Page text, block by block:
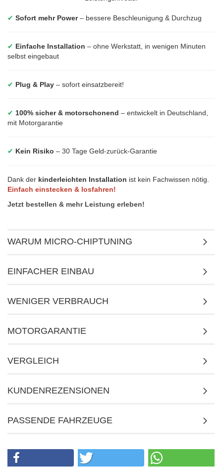
✔ Sofort mehr Power– bessere Beschleunigung & Durchzug
✔ Einfache Installation – ohne Werkstatt, in wenigen Minuten
selbst eingebaut
✔ Plug & Play – sofort einsatzbereit!
✔ 100% sicher & motorschonend – entwickelt in Deutschland,
mit Motorgarantie
✔ Kein Risiko – 30 Tage Geld-zurück-Garantie
Dank der kinderleichten Installation ist kein Fachwissen nötig.
Einfach einstecken & losfahren!
Jetzt bestellen & mehr Leistung erleben!
WARUM MICRO-CHIPTUNING
EINFACHER EINBAU
WENIGER VERBRAUCH
MOTORGARANTIE
VERGLEICH
KUNDENREZENSIONEN
PASSENDE FAHRZEUGE